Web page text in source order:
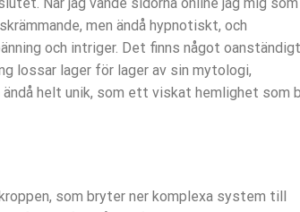
men ändå hypnotiskt, och
och intriger. Det finns något oanständigt
lossar lager för lager av sin mytologi,
helt unik, som ett viskat hemlighet som
som bryter ner komplexa system till